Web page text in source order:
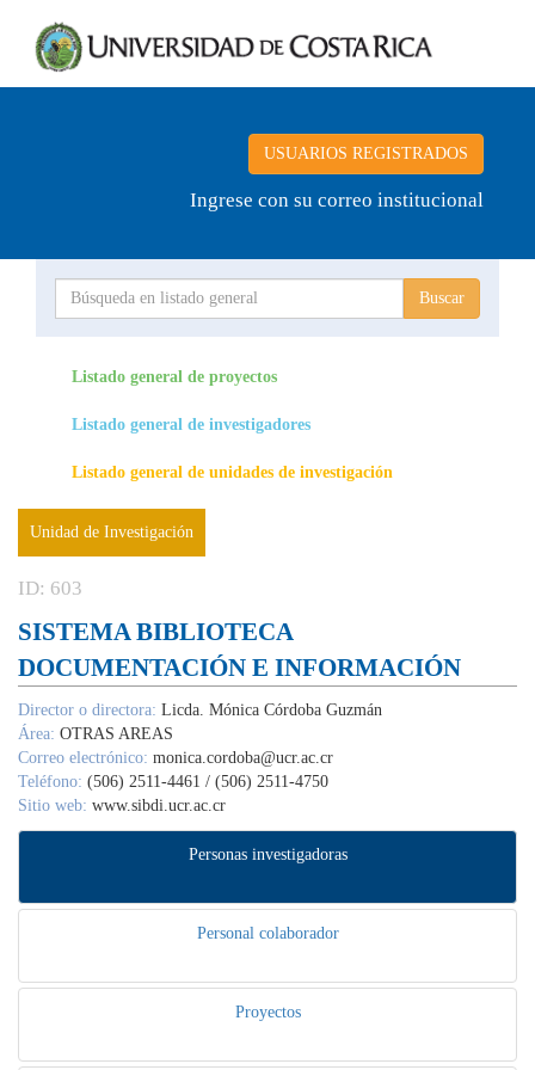
USUARIOS REGISTRADOS
Ingrese con su correo institucional
Unidades de investigación
Listado general de proyectos
Listado general de investigadores
Listado general de unidades de investigación
Unidad de Investigación
ID: 603
SISTEMA BIBLIOTECA
DOCUMENTACIÓN E INFORMACIÓN
Director o directora: Licda. Mónica Córdoba Guzmán
Área: OTRAS AREAS
Correo electrónico: monica.cordoba@ucr.ac.cr
Teléfono: (506) 2511-4461 / (506) 2511-4750
Sitio web: www.sibdi.ucr.ac.cr
Personas investigadoras
Personal colaborador
Proyectos